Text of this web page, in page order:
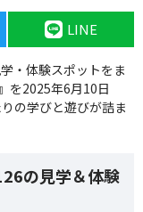
LINE
・体験スポットをま
を2025年6月10日
の学びと遊びが詰ま
の見学＆体験